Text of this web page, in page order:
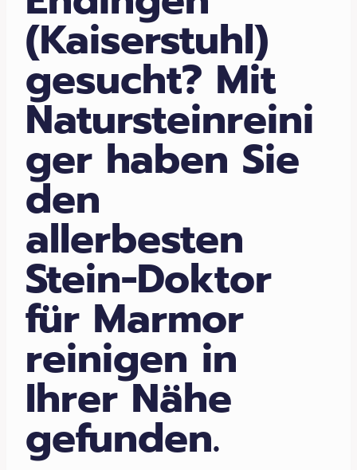
(Kaiserstuhl)
gesucht? Mit
Natursteinreini
ger haben Sie
den
allerbesten
Stein-Doktor
für Marmor
reinigen in
Ihrer Nähe
gefunden.